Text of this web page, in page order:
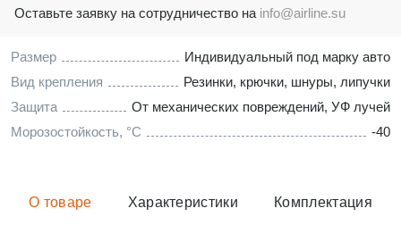
Размер
Индивидуальный под марку авто
Вид крепления
Резинки, крючки, шнуры, липучки
Защита
От механических повреждений, УФ лучей
Морозостойкость, °C
-40
Оставьте заявку на сотрудничество на info@airline.su
О товаре Характеристики Комплектация